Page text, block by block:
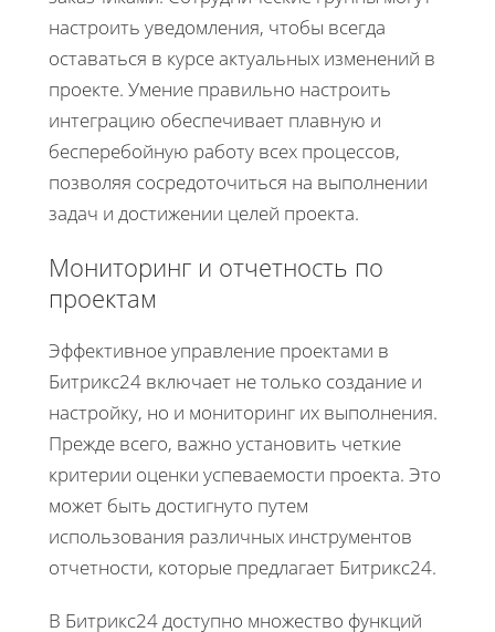
настроить уведомления, чтобы всегда
оставаться в курсе актуальных изменений в
проекте. Умение правильно настроить
интеграцию обеспечивает плавную и
бесперебойную работу всех процессов,
позволяя сосредоточиться на выполнении
задач и достижении целей проекта.
Мониторинг и отчетность по
проектам
Эффективное управление проектами в
Битрикс24 включает не только создание и
настройку, но и мониторинг их выполнения.
Прежде всего, важно установить четкие
критерии оценки успеваемости проекта. Это
может быть достигнуто путем
использования различных инструментов
отчетности, которые предлагает Битрикс24.
В Битрикс24 доступно множество функций